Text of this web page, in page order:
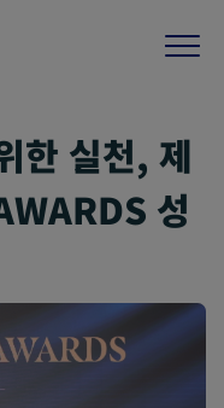
한 실천, 제
성